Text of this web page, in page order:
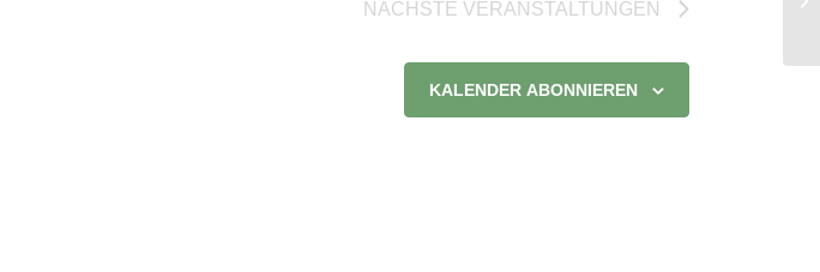
NÄCHSTE VERANSTALTUNGEN
KALENDER ABONNIEREN